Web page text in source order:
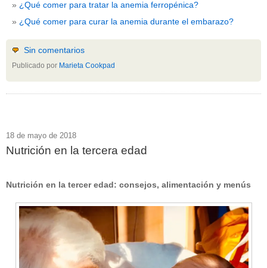
¿Qué comer para tratar la anemia ferropénica?
¿Qué comer para curar la anemia durante el embarazo?
Sin comentarios
Publicado por Marieta Cookpad
18 de mayo de 2018
Nutrición en la tercera edad
Nutrición en la tercer edad: consejos, alimentación y menús